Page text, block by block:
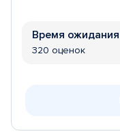
Время ожидания
320 оценок